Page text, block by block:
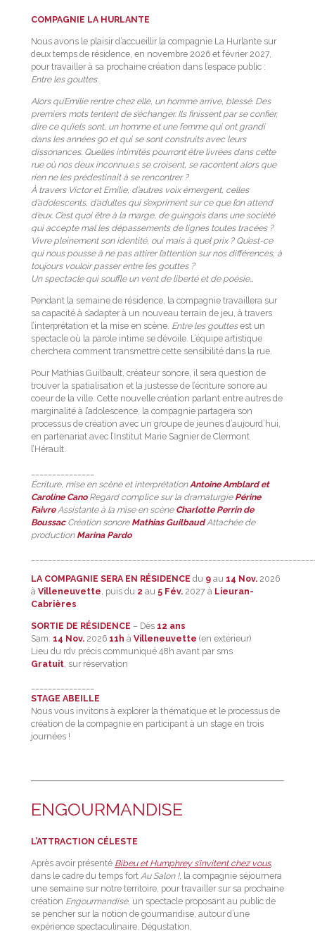
COMPAGNIE LA HURLANTE
Nous avons le plaisir d’accueillir la compagnie La Hurlante sur
deux temps de résidence, en novembre 2026 et février 2027,
pour travailler à sa prochaine création dans l’espace public :
Entre les gouttes.
Alors qu’Emilie rentre chez elle, un homme arrive, blessé. Des
premiers mots tentent de s’échanger. Ils finissent par se confier,
dire ce qu’iels sont, un homme et une femme qui ont grandi
dans les années 90 et qui se sont construits avec leurs
dissonances. Quelles intimités pourront être livrées dans cette
rue où nos deux inconnu.e.s se croisent, se racontent alors que
rien ne les prédestinait à se rencontrer ?
À travers Victor et Emilie, d’autres voix émergent, celles
d’adolescents, d’adultes qui s’expriment sur ce que l’on attend
d’eux. C’est quoi être à la marge, de guingois dans une société
qui accepte mal les dépassements de lignes toutes tracées ?
Vivre pleinement son identité, oui mais à quel prix ? Qu’est-ce
qui nous pousse à ne pas attirer l’attention sur nos différences, à
toujours vouloir passer entre les gouttes ?
Un spectacle qui souffle un vent de liberté et de poésie…
Pendant la semaine de résidence, la compagnie travaillera sur
sa capacité à s’adapter à un nouveau terrain de jeu, à travers
l’interprétation et la mise en scène. Entre les gouttesest un
spectacle où la parole intime se dévoile. L’équipe artistique
cherchera comment transmettre cette sensibilité dans la rue.
Pour Mathias Guilbault, créateur sonore, il sera question de
trouver la spatialisation et la justesse de l’écriture sonore au
coeur de la ville. Cette nouvelle création parlant entre autres de
marginalité à l’adolescence, la compagnie partagera son
processus de création avec un groupe de jeunes d’aujourd’hui,
en partenariat avec l’Institut Marie Sagnier de Clermont
l’Hérault.
Écriture, mise en scène et interprétation Antoine Amblard et
Caroline CanoRegard complice sur la dramaturgie Périne
FaivreAssistante à la mise en scène Charlotte Perrin de
BoussacCréation sonore Mathias GuilbaudAttachée de
production Marina Pardo
LA COMPAGNIE SERA EN RÉSIDENCE du 9 au 14 Nov. 2026
à Villeneuvette , puis du 2 au 5 Fév. 2027 à Lieuran-
Cabrières
SORTIE DE RÉSIDENCE – Dès 12 ans
Sam. 14 Nov. 2026 11h à Villeneuvette (en extérieur)
Lieu du rdv précis communiqué 48h avant par sms
Gratuit, sur réservation
STAGE ABEILLE
Nous vous invitons à explorer la thématique et le processus de
création de la compagnie en participant à un stage en trois
journées !
ENGOURMANDISE
L’ATTRACTION CÉLESTE
Après avoir présenté Bibeu et Humphrey s’invitent chez vous,
dans le cadre du temps fort Au Salon !, la compagnie séjournera
une semaine sur notre territoire, pour travailler sur sa prochaine
création Engourmandise, un spectacle proposant au public de
se pencher sur la notion de gourmandise, autour d’une
expérience spectaculinaire. Dégustation,